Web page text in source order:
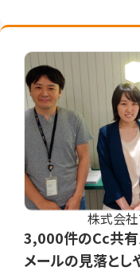
株式会社
3,000件のCc共有
メールの見落と